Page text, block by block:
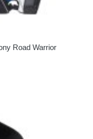
Road Warrior